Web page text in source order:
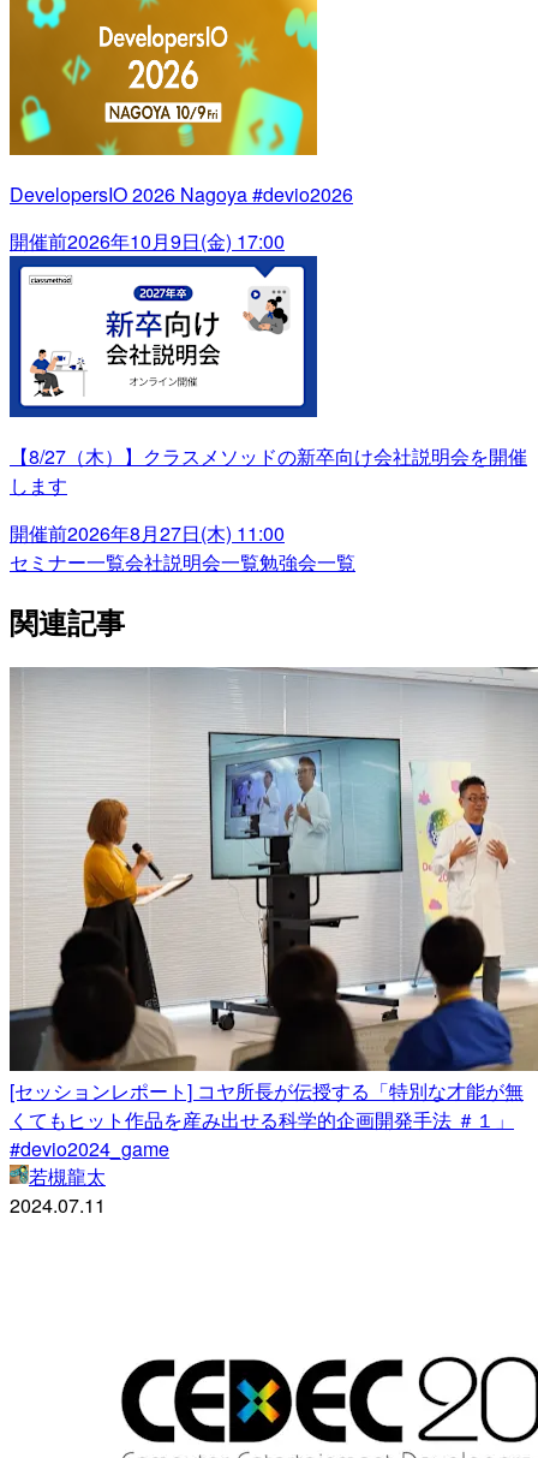
DevelopersIO 2026 Nagoya #devio2026
開催前2026年10月9日(金) 17:00
【8/27（木）】クラスメソッドの新卒向け会社説明会を開催
します
開催前2026年8月27日(木) 11:00
セミナー一覧会社説明会一覧勉強会一覧
関連記事
[セッションレポート] コヤ所長が伝授する「特別な才能が無
くてもヒット作品を産み出せる科学的企画開発手法 ＃１」
#devio2024_game
若槻龍太
2024.07.11